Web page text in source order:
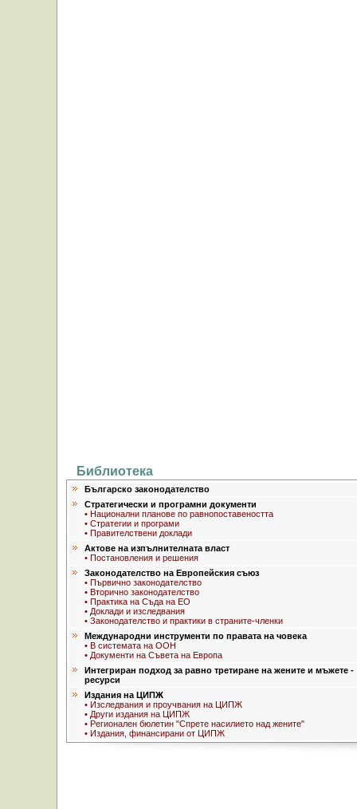
Библиотека
Българско законодателство
Стратегически и програмни документи
• Национални планове по равнопоставеността
• Стратегии и програми
• Правителствени доклади
Актове на изпълнителната власт
• Постановления и решения
Законодателство на Европейския съюз
• Първично законодателство
• Вторично законодателство
• Практика на Съда на ЕО
• Доклади и изследвания
• Законодателство и практики в страните-членки
Международни инструменти по правата на човека
• В системата на ООН
• Документи на Съвета на Европа
Интегриран подход за равно третиране на жените и мъжете -
ресурси
Издания на ЦИПЖ
• Изследвания и проучвания на ЦИПЖ
• Други издания на ЦИПЖ
• Регионален бюлетин "Спрете насилието над жените"
• Издания, финансирани от ЦИПЖ